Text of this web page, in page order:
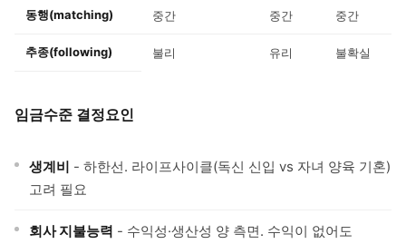
동행(matching) 중간 중간 중간
추종(following) 불리 유리 불확실
임금수준 결정요인
생계비 - 하한선. 라이프사이클(독신 신입 vs 자녀 양육 기혼)
고려 필요
회사 지불능력 - 수익성·생산성 양 측면. 수익이 없어도